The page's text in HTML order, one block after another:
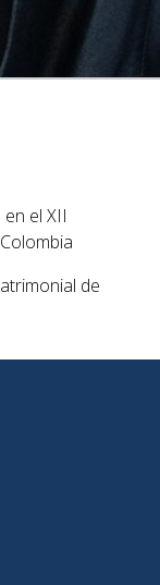
el XII
de